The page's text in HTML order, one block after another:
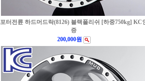
포터전륜 하드머드락(8126) 블랙폴리쉬 [하중750kg] KC
증
200,000원